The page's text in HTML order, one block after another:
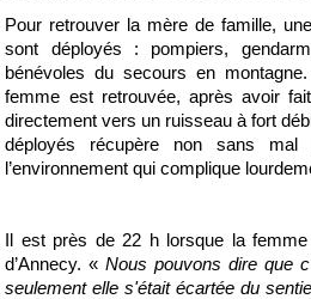
Pour retrouver la mère de famille,
sont déployés : pompiers,
bénévoles du secours en
femme est retrouvée, après avoir
directement vers un ruisseau à fort
déployés récupère non sans mal
l’environnement qui complique
Il est près de 22 h lorsque la femme
d’Annecy. «Nous pouvons dire que
seulement elle s'était écartée du